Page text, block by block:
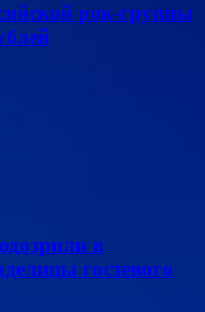
рок-группы
в
гостевого